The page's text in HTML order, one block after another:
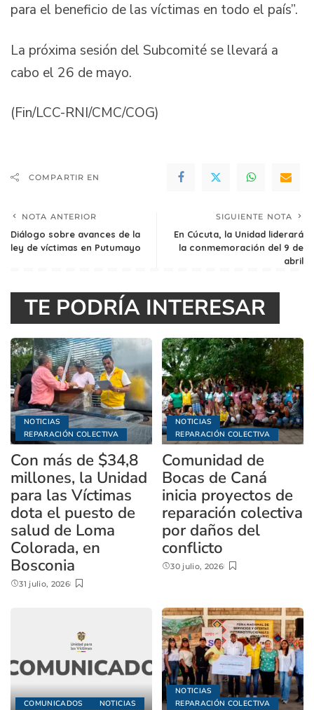
para el beneficio de las víctimas en todo el país”.
La próxima sesión del Subcomité se llevará a
cabo el 26 de mayo.
(Fin/LCC-RNI/CMC/COG)
COMPARTIR EN
NOTA ANTERIOR
Diálogo sobre avances de la
ley de víctimas en Putumayo
SIGUIENTE NOTA
En Cúcuta, la Unidad liderará
la conmemoración del 9 de
abril
TE PODRÍA INTERESAR
NOTICIAS
REPARACIÓN COLECTIVA
Con más de $34,8
millones, la Unidad
para las Víctimas
dota el puesto de
salud de Loma
Colorada, en
Bosconia
31 julio, 2026
NOTICIAS
REPARACIÓN COLECTIVA
Comunidad de
Bocas de Caná
inicia proyectos de
reparación colectiva
por daños del
conflicto
30 julio, 2026
COMUNICADOS NOTICIAS
NOTICIAS
REPARACIÓN COLECTIVA